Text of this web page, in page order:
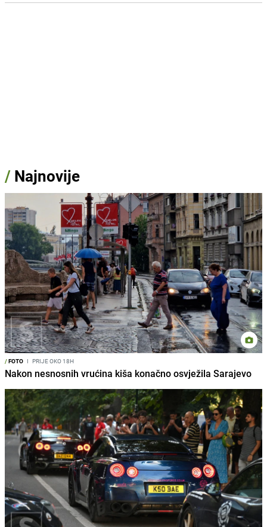
/ Najnovije
/FOTO I PRIJE OKO 18H
Nakon nesnosnih vrućina kiša konačno osvježila Sarajevo